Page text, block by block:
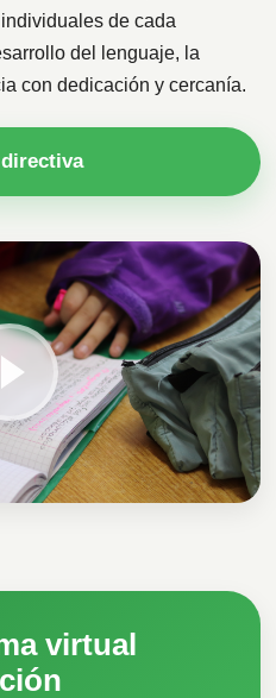
de cada
del lenguaje, la
con dedicación y cercanía.
virtual